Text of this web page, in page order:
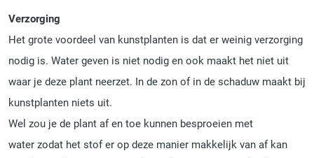
Verzorging
Het grote voordeel van kunstplanten is dat er weinig verzorging
nodig is. Water geven is niet nodig en ook maakt het niet uit
waar je deze plant neerzet. In de zon of in de schaduw maakt bij
kunstplanten niets uit.
Wel zou je de plant af en toe kunnen besproeien met
water zodat het stof er op deze manier makkelijk van af kan